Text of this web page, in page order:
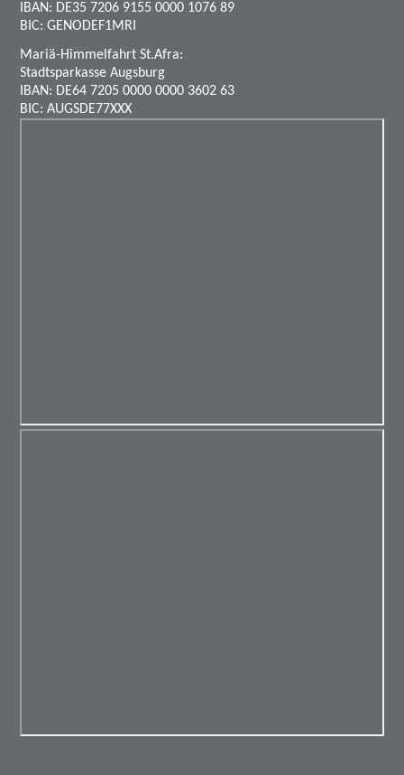
IBAN: DE35 7206 9155 0000 1076 89
BIC: GENODEF1MRI
Mariä-Himmelfahrt St.Afra:
Stadtsparkasse Augsburg
IBAN: DE64 7205 0000 0000 3602 63
BIC: AUGSDE77XXX